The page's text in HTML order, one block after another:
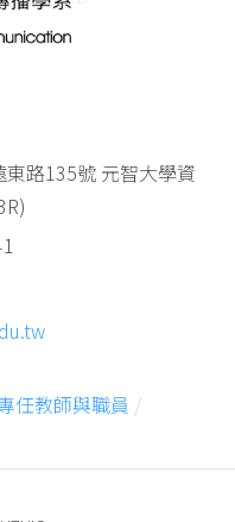
路135號 元智大學資
任教師與職員